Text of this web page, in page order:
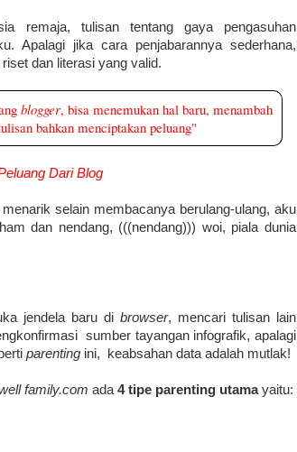
remaja, tulisan tentang gaya pengasuhan
Apalagi jika cara penjabarannya sederhana,
dan literasi yang valid.
blogger, bisa menemukan hal baru, menambah
bahkan menciptakan peluang"
Dari Blog
selain membacanya berulang-ulang, aku
dan nendang, (((nendang))) woi, piala dunia
jendela baru di browser, mencari tulisan lain
sumber tayangan infografik, apalagi
parenting ini, keabsahan data adalah mutlak!
family.com ada 4 tipe parenting utamayaitu: